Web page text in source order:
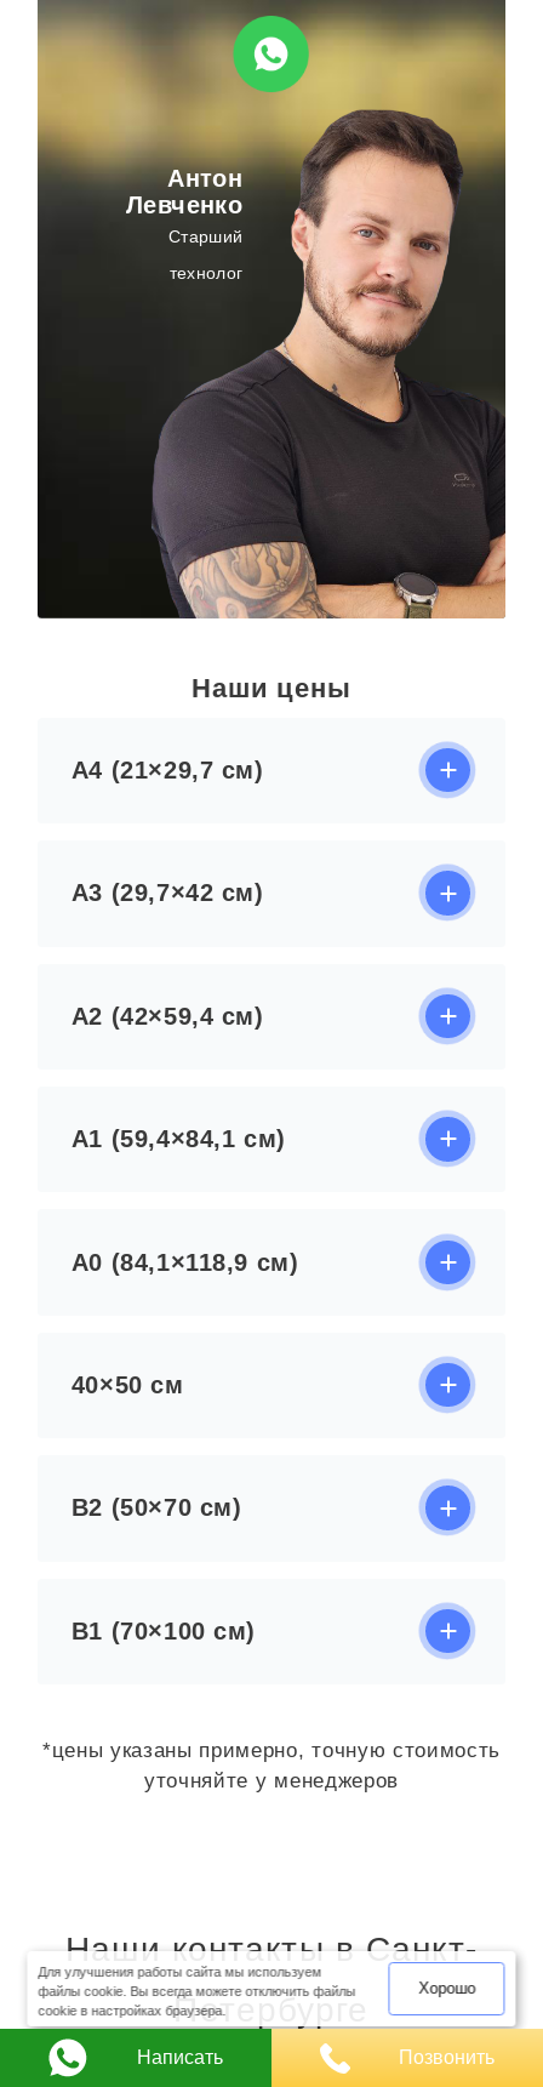
Антон
Левченко
Старший
технолог
Наши цены
А4 (21×29,7 см)
А3 (29,7×42 см)
А2 (42×59,4 см)
А1 (59,4×84,1 см)
А0 (84,1×118,9 см)
40×50 см
B2 (50×70 см)
B1 (70×100 см)
*цены указаны примерно, точную стоимость
уточняйте у менеджеров
Наши контакты в Санкт-
Петербурге
Для улучшения работы сайта мы используем
файлы cookie. Вы всегда можете отключить файлы
cookie в настройках браузера.
Хорошо
Написать Позвонить